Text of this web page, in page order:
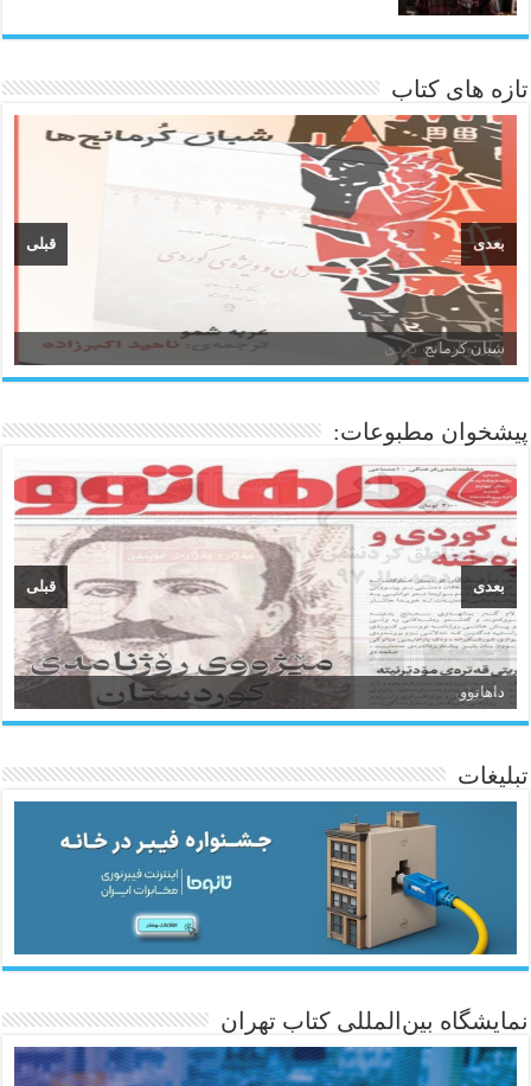
تازه های کتاب
زبان و ادبیات کردی
قبلی بعدی
پیشخوان مطبوعات:
سیروان
ئاژانسی هەواڵی مێهر
قبلی بعدی
تبلیغات
نمایشگاه بین‌المللی کتاب تهران